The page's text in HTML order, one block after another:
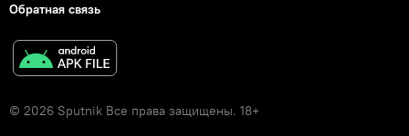
Обратная связь
© 2026 Sputnik Все права защищены. 18+